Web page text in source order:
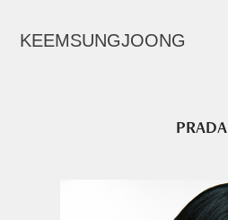
KEEMSUNGJOONG
PRADA